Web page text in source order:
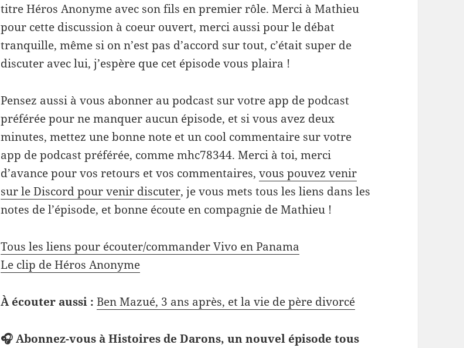
titre Héros Anonyme avec son fils en premier rôle. Merci à Mathieu
pour cette discussion à coeur ouvert, merci aussi pour le débat
tranquille, même si on n’est pas d’accord sur tout, c’était super de
discuter avec lui, j’espère que cet épisode vous plaira !
Pensez aussi à vous abonner au podcast sur votre app de podcast
préférée pour ne manquer aucun épisode, et si vous avez deux
minutes, mettez une bonne note et un cool commentaire sur votre
app de podcast préférée, comme mhc78344. Merci à toi, merci
d’avance pour vos retours et vos commentaires,vous pouvez venir
sur le Discord pour venir discuter, je vous mets tous les liens dans les
notes de l’épisode, et bonne écoute en compagnie de Mathieu !
Tous les liens pour écouter/commander Vivo en Panama
Le clip de Héros Anonyme
À écouter aussi : Ben Mazué, 3 ans après, et la vie de père divorcé
🎧 Abonnez-vous à Histoires de Darons, un nouvel épisode tous